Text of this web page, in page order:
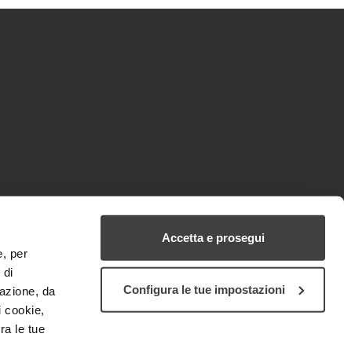
per
di
da
cookie,
le tue
Accetta e prosegui
Configura le tue impostazioni